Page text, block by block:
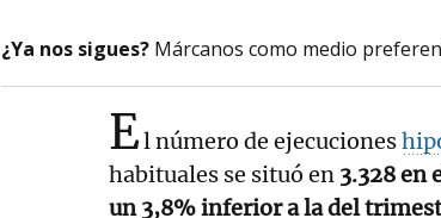
¿Ya nos sigues? Márcanos como medio
El número de ejecuciones
habituales se situó en 3.328 en
un 3,8% inferior a la del